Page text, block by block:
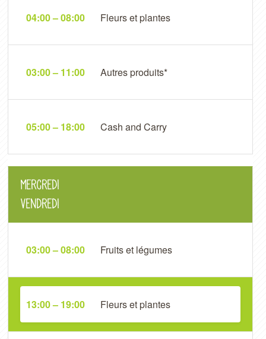
04:00 – 08:00 Fleurs et plantes
03:00 – 11:00 Autres produits*
05:00 – 18:00 Cash and Carry
Mercredi
Vendredi
03:00 – 08:00 Fruits et légumes
13:00 – 19:00 Fleurs et plantes